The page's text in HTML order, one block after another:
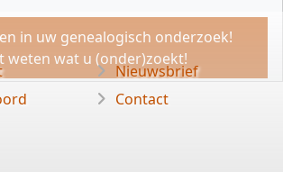
in uw genealogisch onderzoek!
weten wat u (onder)zoekt!
Nieuwsbrief
Contact